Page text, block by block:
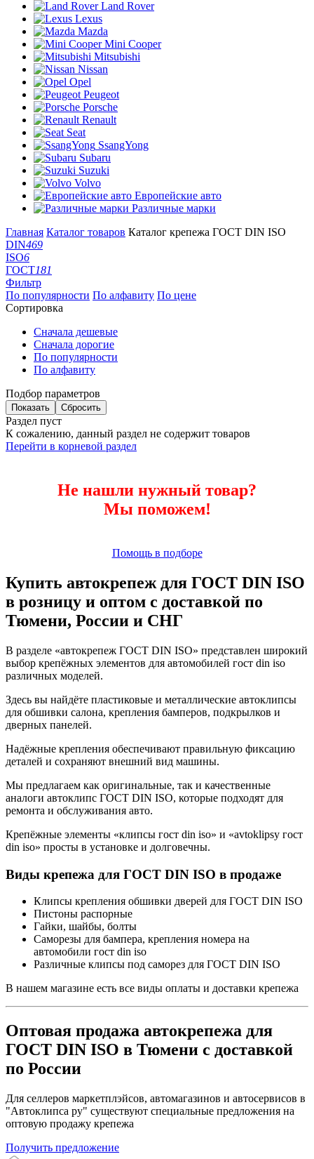
Land Rover
Lexus
Mazda
Mini Cooper
Mitsubishi
Nissan
Opel
Peugeot
Porsche
Renault
Seat
SsangYong
Subaru
Suzuki
Volvo
Европейские авто
Различные марки
Главная Каталог товаров Каталог крепежа ГОСТ DIN ISO
DIN469
ISO6
ГОСТ181
Фильтр
По популярности По алфавиту По цене
Сортировка
Сначала дешевые
Сначала дорогие
По популярности
По алфавиту
Подбор параметров
Раздел пуст
К сожалению, данный раздел не содержит товаров
Перейти в корневой раздел
Не нашли нужный товар?
Мы поможем!
Помощь в подборе
Купить автокрепеж для ГОСТ DIN ISO
в розницу и оптом с доставкой по
Тюмени, России и СНГ
В разделе «автокрепеж ГОСТ DIN ISO» представлен широкий
выбор крепёжных элементов для автомобилей гост din iso
различных моделей.
Здесь вы найдёте пластиковые и металлические автоклипсы
для обшивки салона, крепления бамперов, подкрылков и
дверных панелей.
Надёжные крепления обеспечивают правильную фиксацию
деталей и сохраняют внешний вид машины.
Мы предлагаем как оригинальные, так и качественные
аналоги автоклипс ГОСТ DIN ISO, которые подходят для
ремонта и обслуживания авто.
Крепёжные элементы «клипсы гост din iso» и «avtoklipsy гост
din iso» просты в установке и долговечны.
Виды крепежа для ГОСТ DIN ISO в продаже
Клипсы крепления обшивки дверей для ГОСТ DIN ISO
Пистоны распорные
Гайки, шайбы, болты
Саморезы для бампера, крепления номера на
автомобили гост din iso
Различные клипсы под саморез для ГОСТ DIN ISO
В нашем магазине есть все виды оплаты и доставки крепежа
Оптовая продажа автокрепежа для
ГОСТ DIN ISO в Тюмени с доставкой
по России
Для селлеров маркетплэйсов, автомагазинов и автосервисов в
"Автоклипса ру" существуют специальные предложения на
оптовую продажу крепежа
Получить предложение